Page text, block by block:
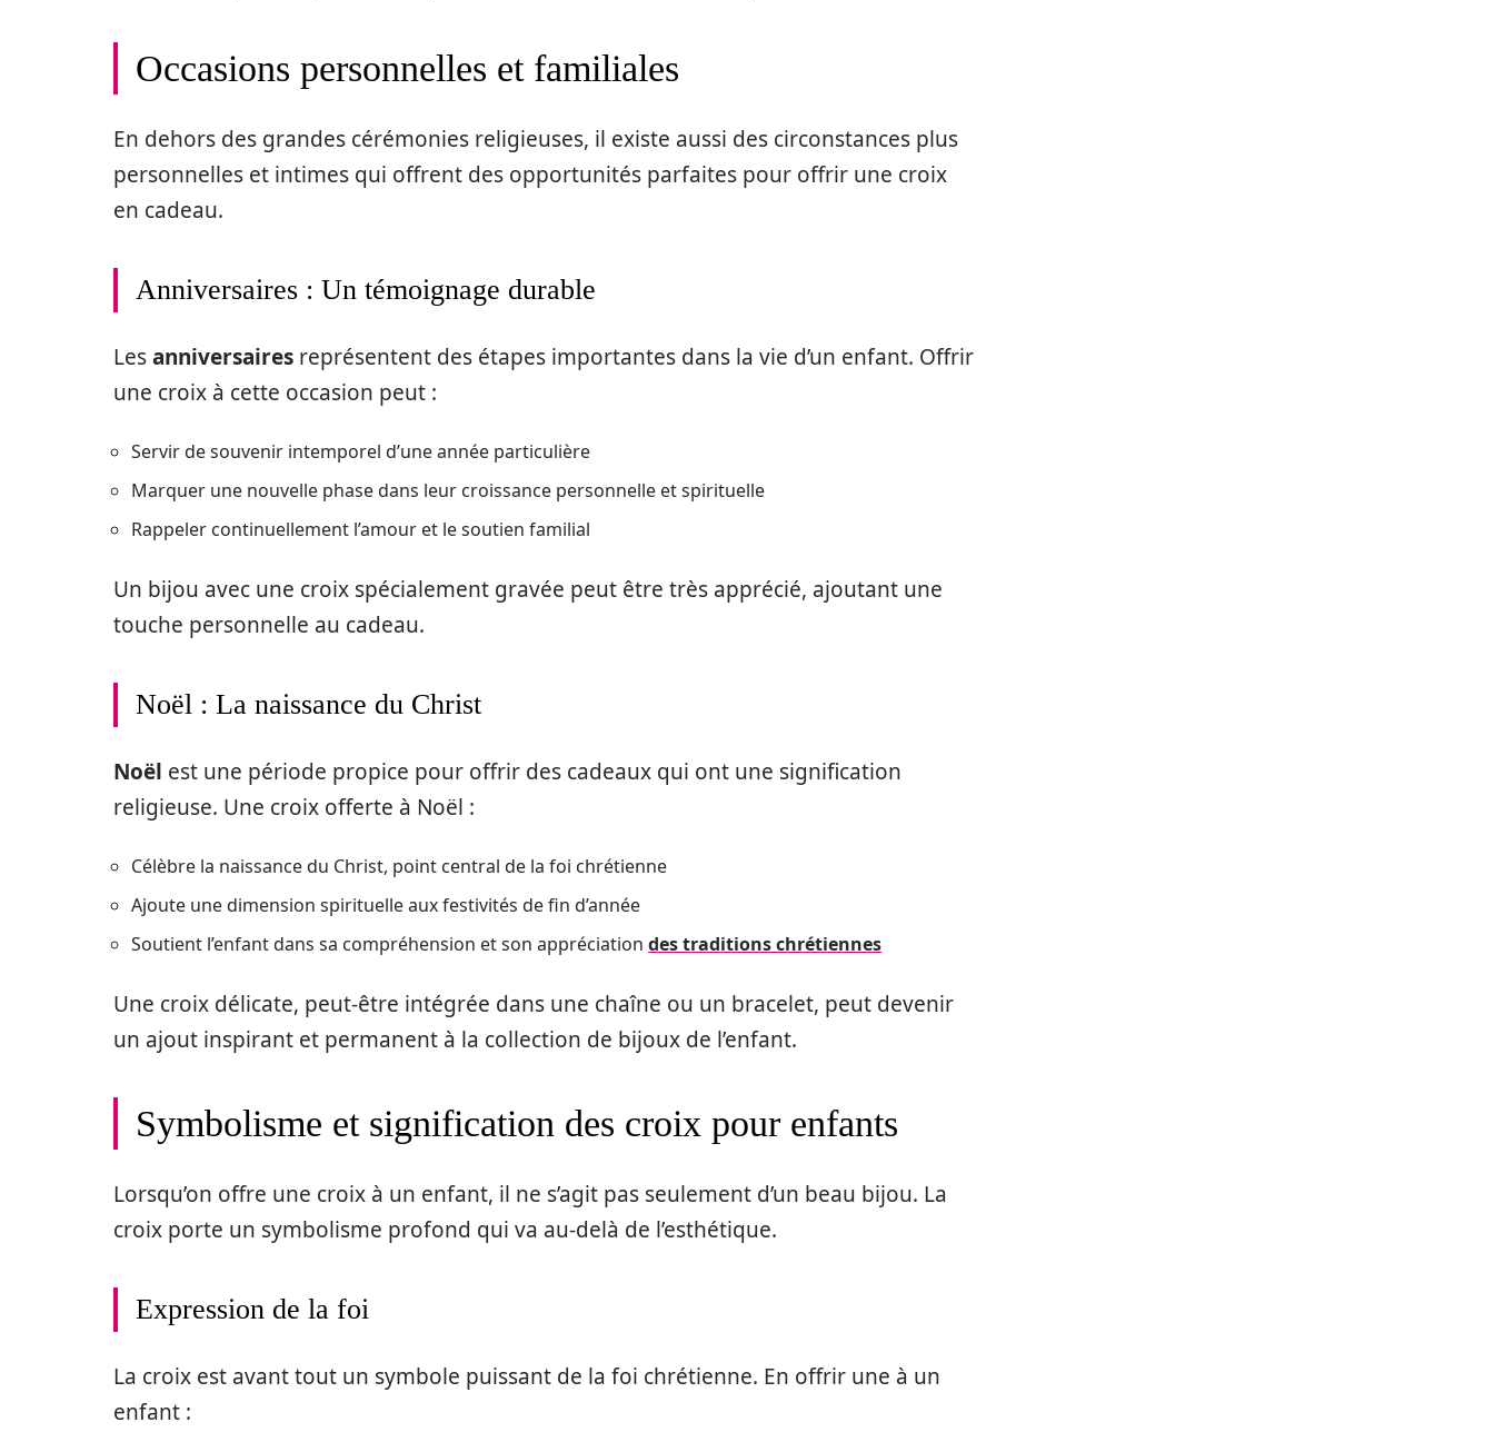
Occasions personnelles et familiales
En dehors des grandes cérémonies religieuses, il existe aussi des circonstances plus
personnelles et intimes qui offrent des opportunités parfaites pour offrir une croix
en cadeau.
Anniversaires : Un témoignage durable
Lesanniversaires représentent des étapes importantes dans la vie d’un enfant. Offrir
une croix à cette occasion peut :
Servir de souvenir intemporel d’une année particulière
Marquer une nouvelle phase dans leur croissance personnelle et spirituelle
Rappeler continuellement l’amour et le soutien familial
Un bijou avec une croix spécialement gravée peut être très apprécié, ajoutant une
touche personnelle au cadeau.
Noël : La naissance du Christ
Noël est une période propice pour offrir des cadeaux qui ont une signification
religieuse. Une croix offerte à Noël :
Célèbre la naissance du Christ, point central de la foi chrétienne
Ajoute une dimension spirituelle aux festivités de fin d’année
Soutient l’enfant dans sa compréhension et son appréciation des traditions chrétiennes
Une croix délicate, peut-être intégrée dans une chaîne ou un bracelet, peut devenir
un ajout inspirant et permanent à la collection de bijoux de l’enfant.
Symbolisme et signification des croix pour enfants
Lorsqu’on offre une croix à un enfant, il ne s’agit pas seulement d’un beau bijou. La
croix porte un symbolisme profond qui va au-delà de l’esthétique.
Expression de la foi
La croix est avant tout un symbole puissant de la foi chrétienne. En offrir une à un
enfant :